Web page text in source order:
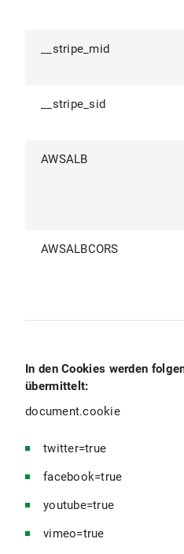
__stripe_mid
__stripe_sid
AWSALB
AWSALBCORS
In den Cookies werden
übermittelt:
document.cookie
twitter=true
facebook=true
youtube=true
vimeo=true